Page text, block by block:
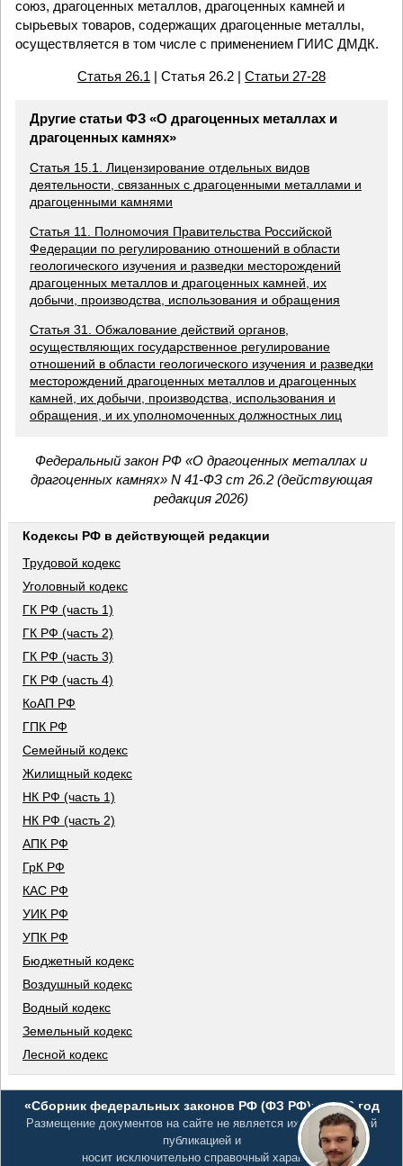
союз, драгоценных металлов, драгоценных камней и
сырьевых товаров, содержащих драгоценные металлы,
осуществляется в том числе с применением ГИИС ДМДК.
Статья 26.1 | Статья 26.2 | Статьи 27-28
Другие статьи ФЗ «О драгоценных металлах и
драгоценных камнях»
Статья 15.1. Лицензирование отдельных видов
деятельности, связанных с драгоценными металлами и
драгоценными камнями
Статья 11. Полномочия Правительства Российской
Федерации по регулированию отношений в области
геологического изучения и разведки месторождений
драгоценных металлов и драгоценных камней, их
добычи, производства, использования и обращения
Статья 31. Обжалование действий органов,
осуществляющих государственное регулирование
отношений в области геологического изучения и разведки
месторождений драгоценных металлов и драгоценных
камней, их добычи, производства, использования и
обращения, и их уполномоченных должностных лиц
Федеральный закон РФ «О драгоценных металлах и
драгоценных камнях» N 41-ФЗ ст 26.2 (действующая
редакция 2026)
Кодексы РФ в действующей редакции
Трудовой кодекс
Уголовный кодекс
ГК РФ (часть 1)
ГК РФ (часть 2)
ГК РФ (часть 3)
ГК РФ (часть 4)
КоАП РФ
ГПК РФ
Семейный кодекс
Жилищный кодекс
НК РФ (часть 1)
НК РФ (часть 2)
АПК РФ
ГрК РФ
КАС РФ
УИК РФ
УПК РФ
Бюджетный кодекс
Воздушный кодекс
Водный кодекс
Земельный кодекс
Лесной кодекс
«Сборник федеральных законов РФ (ФЗ РФ)», 2026 год
Размещение документов на сайте не является их официальной
публикацией и
носит исключительно справочный характер